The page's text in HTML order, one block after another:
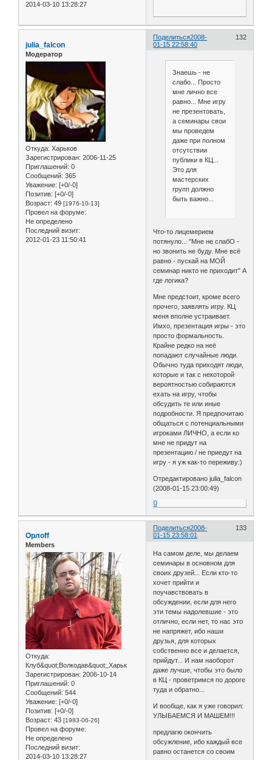
2014-03-10 13:28:27
Поделиться 132
2008-
01-15 22:58:40
julia_falcon
Модератор
Откуда: Харьков
Зарегистрирован: 2006-11-25
Приглашений: 0
Сообщений: 365
Уважение: [+0/-0]
Позитив: [+0/-0]
Возраст: 49 [1976-10-13]
Провел на форуме:
Не определено
Последний визит:
2012-01-23 11:50:41
Знаешь - не
слабо... Просто
мне лично все
равно... Мне игру
не презентовать,
а семинары свои
мы проведем
даже при полном
отсутствии
публики в КЦ...
Это для
мастерских
групп должно
быть важно...
Что-то лицемерием
потянуло... "Мне не слабО -
но звонить не буду. Мне всё
равно - пускай на МОЙ
семинар никто не приходит" А
где логика?
Мне предстоит, кроме всего
прочего, заявлять игру. КЦ
меня вполне устраивает.
Имхо, презентация игры - это
просто формальность.
Крайне редко на неё
попадают случайные люди.
Обычно туда приходят люди,
которые и так с некоторой
вероятностью собираются
ехать на игру, чтобы
обсудить те или иные
подробности. Я предпочитаю
общаться с потенциальными
игроками ЛИЧНО, а если ко
мне не придут на
презентацию / не приедут на
игру - я уж как-то переживу:)
Отредактировано julia_falcon
(2008-01-15 23:00:49)
0
Поделиться 133
2008-
01-15 23:58:01
Орлоff
Members
Откуда:
Клуб&quot;Волкодав&quot;,Харьк
Зарегистрирован: 2006-10-14
Приглашений: 0
Сообщений: 544
Уважение: [+0/-0]
Позитив: [+0/-0]
Возраст: 43 [1983-06-26]
Провел на форуме:
Не определено
Последний визит:
2014-03-10 13:28:27
На самом деле, мы делаем
семинары в основном для
своих друзей... Если кто-то
хочет прийти и
поучавствовать в
обсуждении, если для него
эти темы надолевшие - это
отлично, если нет, то нас это
не напряжет, ибо наши
друзья, для которых
собственно все и делается,
прийдут... И нам наоборот
даже лучше, чтобы это было
в КЦ - проветримся по дороге
туда и обратно...
И вообще, как я уже говорил:
УЛЫБАЕМСЯ И МАШЕМ!!!
предлагю окончить
обсужление, ибо каждый все
равно останется со своим